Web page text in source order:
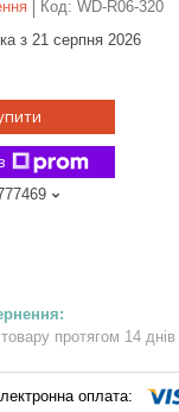
Код: WD-R06-320
з 21 серпня 2026
протягом 14 днів